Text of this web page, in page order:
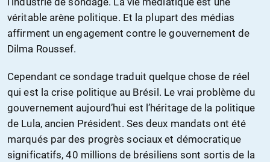
véritable arène politique. Et la plupart des médias
affirment un engagement contre le gouvernement de
Dilma Roussef.
Cependant ce sondage traduit quelque chose de réel
qui est la crise politique au Brésil. Le vrai problème du
gouvernement aujourd’hui est l’héritage de la politique
de Lula, ancien Président. Ses deux mandats ont été
marqués par des progrès sociaux et démocratique
significatifs, 40 millions de brésiliens sont sortis de la